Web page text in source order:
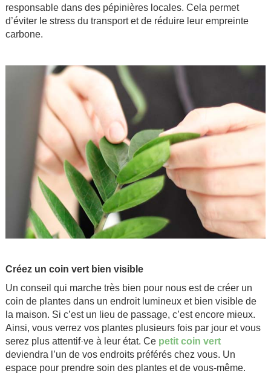
responsable dans des pépinières locales. Cela permet
d’éviter le stress du transport et de réduire leur empreinte
carbone.
Créez un coin vert bien visible
Un conseil qui marche très bien pour nous est de créer un
coin de plantes dans un endroit lumineux et bien visible de
la maison. Si c’est un lieu de passage, c’est encore mieux.
Ainsi, vous verrez vos plantes plusieurs fois par jour et vous
serez plus attentif·ve à leur état. Ce petit coin vert
deviendra l’un de vos endroits préférés chez vous. Un
espace pour prendre soin des plantes et de vous-même.